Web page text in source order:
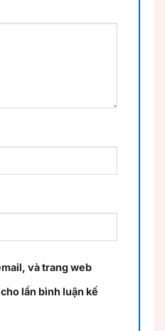
và trang web
lần bình luận kế